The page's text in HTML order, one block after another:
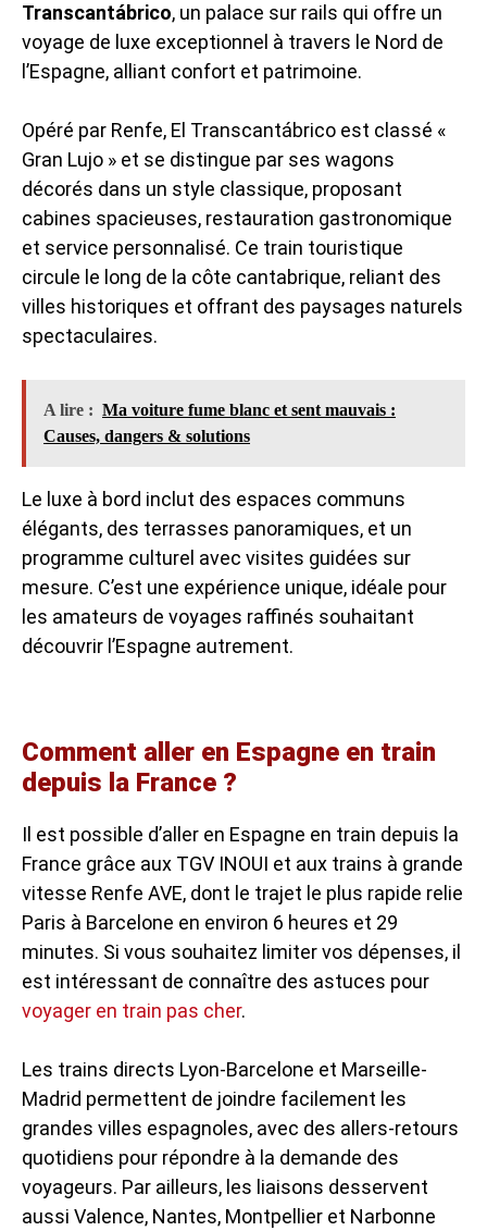
Transcantábrico, un palace sur rails qui offre un
voyage de luxe exceptionnel à travers le Nord de
l’Espagne, alliant confort et patrimoine.
Opéré par Renfe, El Transcantábrico est classé «
Gran Lujo » et se distingue par ses wagons
décorés dans un style classique, proposant
cabines spacieuses, restauration gastronomique
et service personnalisé. Ce train touristique
circule le long de la côte cantabrique, reliant des
villes historiques et offrant des paysages naturels
spectaculaires.
A lire : Ma voiture fume blanc et sent mauvais :
Causes, dangers & solutions
Le luxe à bord inclut des espaces communs
élégants, des terrasses panoramiques, et un
programme culturel avec visites guidées sur
mesure. C’est une expérience unique, idéale pour
les amateurs de voyages raffinés souhaitant
découvrir l’Espagne autrement.
Comment aller en Espagne en train
depuis la France ?
Il est possible d’aller en Espagne en train depuis la
France grâce aux TGV INOUI et aux trains à grande
vitesse Renfe AVE, dont le trajet le plus rapide relie
Paris à Barcelone en environ 6 heures et 29
minutes. Si vous souhaitez limiter vos dépenses, il
est intéressant de connaître des astuces pour
voyager en train pas cher.
Les trains directs Lyon-Barcelone et Marseille-
Madrid permettent de joindre facilement les
grandes villes espagnoles, avec des allers-retours
quotidiens pour répondre à la demande des
voyageurs. Par ailleurs, les liaisons desservent
aussi Valence, Nantes, Montpellier et Narbonne